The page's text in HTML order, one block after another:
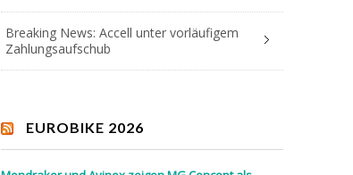
Breaking News: Accell unter vorläufigem
Zahlungsaufschub
EUROBIKE 2026